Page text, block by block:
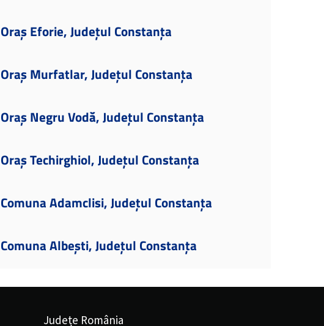
Eforie, Județul Constanța
Murfatlar, Județul Constanța
Negru Vodă, Județul Constanța
Techirghiol, Județul Constanța
Adamclisi, Județul Constanța
Albești, Județul Constanța
Județe România